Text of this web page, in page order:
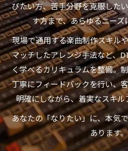
びたい方、苦手分野を克服した
す方まで、あらゆるニー
現場で通用する楽曲制作スキル
マッチしたアレンジ手法など、
く学べるカリキュラムを整備。
丁寧にフィードバックを行い、
明確にしながら、着実なスキ
あなたの「なりたい」に、本気
あります。